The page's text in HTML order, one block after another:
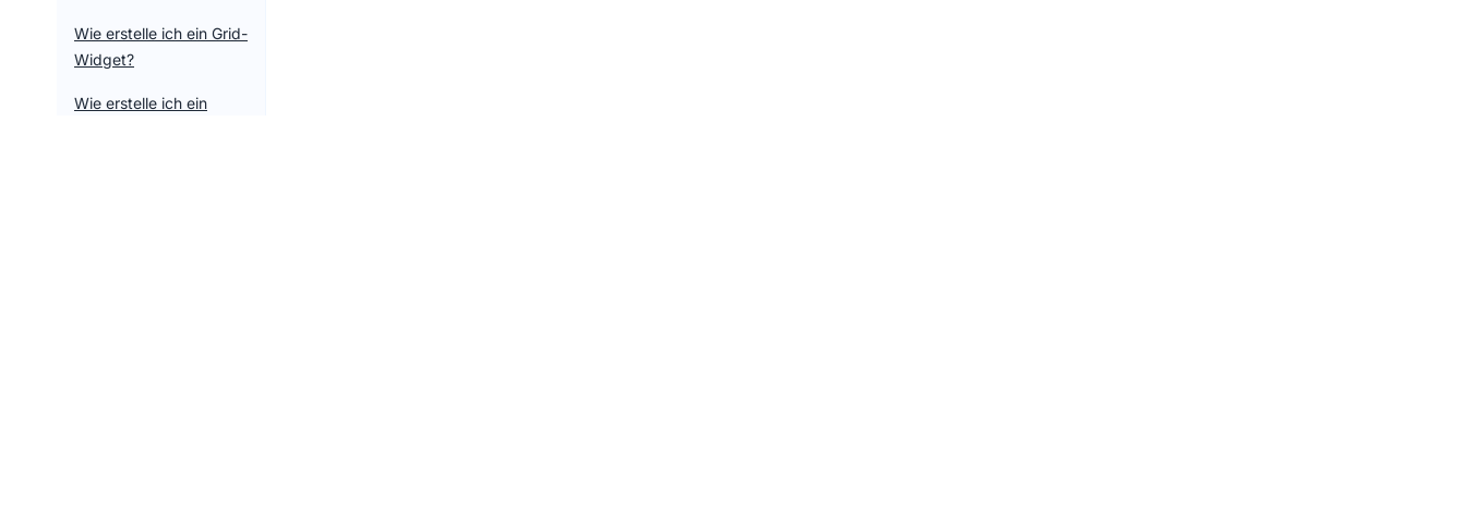
Wie erstelle ich ein Grid-
Widget?
Wie erstelle ich ein